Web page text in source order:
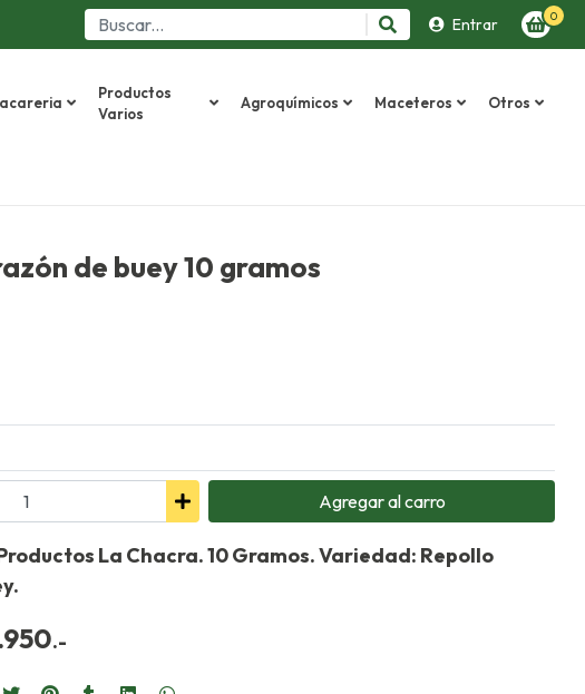
Entrar 0
Productos
Varios
Agroquímicos Maceteros Otros
de buey 10 gramos
Agregaral carro
La Chacra. 10 Gramos. Variedad: Repollo
.-